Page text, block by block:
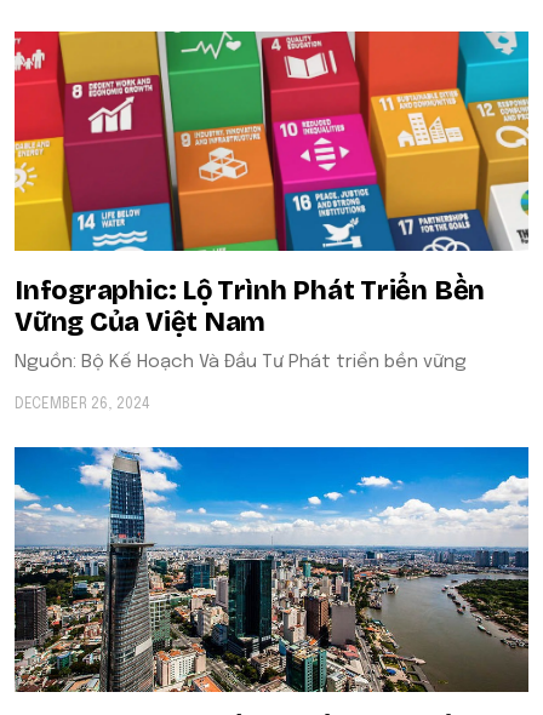
Infographic: Lộ Trình Phát Triển Bền
Vững Của Việt Nam
Nguồn: Bộ Kế Hoạch Và Đầu Tư Phát triển bền vững
DECEMBER 26, 2024